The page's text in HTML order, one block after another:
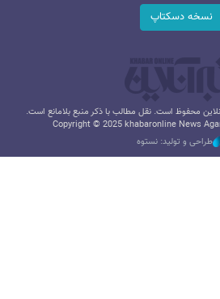
نسخه دسکتاپ
محفوظ است. نقل مطالب با ذکر منبع بلامانع است.
Copyright © 2025 khabaronline News
طراحی و تولید: نستوه